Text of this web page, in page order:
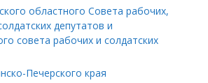
областного Совета рабочих,
депутатов и
совета рабочих и солдатских
Печерского края